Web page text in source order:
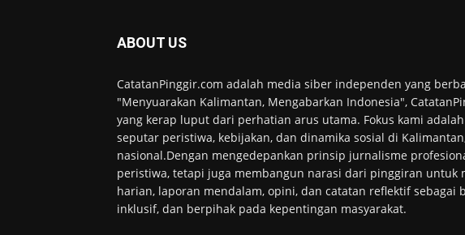
ABOUT US
CatatanPinggir.com adalah media siber independen yang
"Menyuarakan Kalimantan, Mengabarkan Indonesia",
yang kerap luput dari perhatian arus utama. Fokus kami
seputar peristiwa, kebijakan, dan dinamika sosial di
nasional.Dengan mengedepankan prinsip jurnalisme
peristiwa, tetapi juga membangun narasi dari pinggiran untuk
harian, laporan mendalam, opini, dan catatan reflektif
inklusif, dan berpihak pada kepentingan masyarakat.